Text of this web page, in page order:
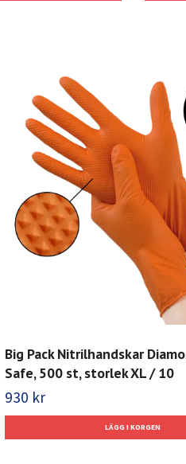
Big Pack Nitrilhandskar
Safe, 500 st, storlek XL / 10
930 kr